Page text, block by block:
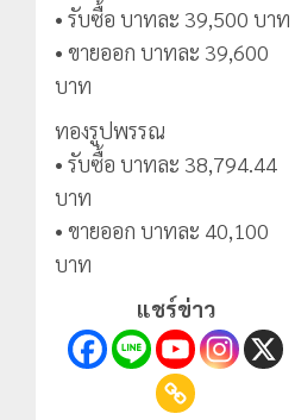
• รับซื้อ บาทละ 39,500 บาท
• ขายออก บาทละ 39,600
บาท
ทองรูปพรรณ
• รับซื้อ บาทละ 38,794.44
บาท
• ขายออก บาทละ 40,100
บาท
แชร์ข่าว